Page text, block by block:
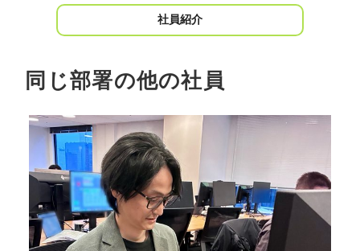
社員紹介
同じ部署の他の社員